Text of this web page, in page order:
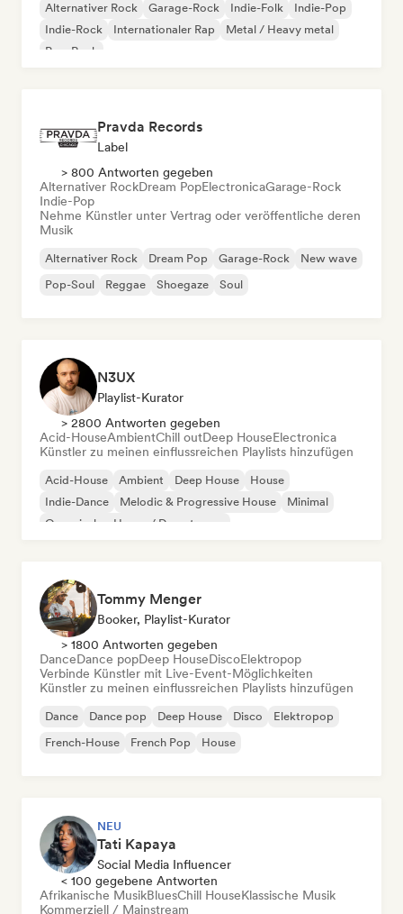
Alternativer Rock Garage-Rock Indie-Folk
Indie-Pop
Indie-Rock
Internationaler Rap
Metal / Heavy metal
Pop-Rock
Pravda Records
Label
> 800 Antworten gegeben
Alternativer RockDream PopElectronicaGarage-Rock
Indie-Pop
Nehme Künstler unter Vertrag oder veröffentliche deren
Musik
Alternativer Rock Dream Pop Garage-Rock
New wave
Pop-Soul
Reggae Shoegaze Soul
N3UX
Playlist-Kurator
> 2800 Antworten gegeben
Acid-HouseAmbientChill outDeep HouseElectronica
Künstler zu meinen einflussreichen Playlists hinzufügen
Acid-House Ambient Deep House
House
Indie-Dance
Melodic & Progressive House
Minimal
Organischer House / Downtempo
Tommy Menger
Booker, Playlist-Kurator
> 1800 Antworten gegeben
DanceDance popDeep HouseDiscoElektropop
Verbinde Künstler mit Live-Event-Möglichkeiten
Künstler zu meinen einflussreichen Playlists hinzufügen
Dance Dance pop Deep House Disco
Elektropop
French-House
French Pop House
NEU
Tati Kapaya
Social Media Influencer
< 100 gegebene Antworten
Afrikanische MusikBluesChill HouseKlassische Musik
Kommerziell / Mainstream